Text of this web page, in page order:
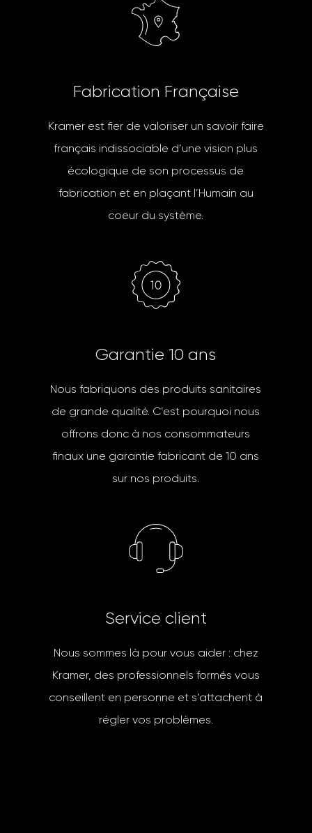
Fa brication Française
Kramer est fier de valoriser un savoir faire
français indissociable d’une vision plus
écologique de son processus de
fabrication et en plaçant l’Humain au
coeur du système.
Garantie 10 ans
Nous fabriquons des produits sanitaires
de grande qualité. C’est pourquoi nous
offrons donc à nos consommateurs
finaux une garantie fabricant de 10 ans
sur nos produits.
Service cl ient
Nous sommes là pour vous aider : chez
Kramer, des professionnels formés vous
conseillent en personne et s’attachent à
régler vos problèmes.